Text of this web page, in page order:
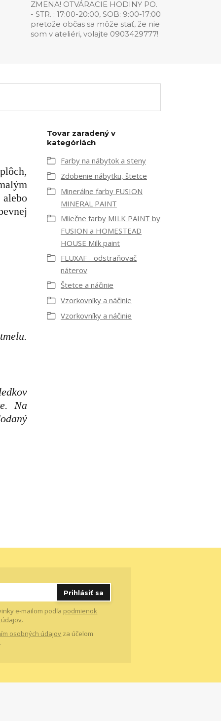
ZMENA! OTVÁRACIE HODINY PO.
- STR. : 17:00-20:00, SOB: 9:00-17:00
pretože občas sa môže stať, že nie
som v ateliéri, volajte 0903429777!
Na
Tovar zaradený v
kategóriách
Farby na nábytok a steny
Zdobenie nábytku, štetce
Minerálne farby FUSION
MINERAL PAINT
Mliečne farby MILK PAINT by
FUSION a HOMESTEAD
HOUSE Milk paint
FLUXAF - odstraňovač
náterov
Štetce a náčinie
Vzorkovníky a náčinie
Vzorkovníky a náčinie
Prihlásiť sa
e-mailom podľa podmienok
.
osobných údajov za účelom